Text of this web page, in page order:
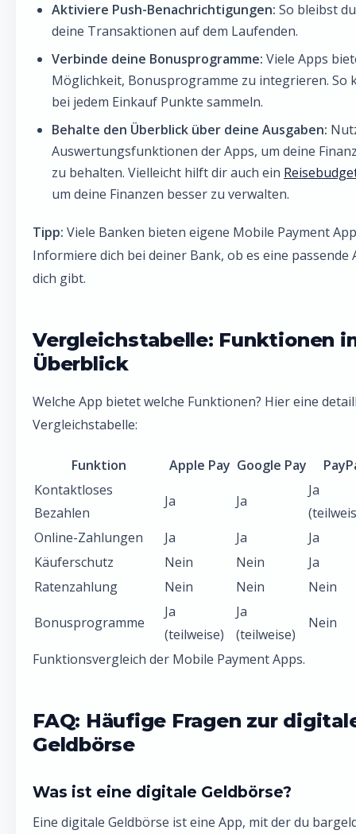
Aktiviere Push-Benachrichtigungen: So bleibst
deine Transaktionen auf dem Laufenden.
Verbinde deine Bonusprogramme: Viele Apps
Möglichkeit, Bonusprogramme zu integrieren. So
bei jedem Einkauf Punkte sammeln.
Behalte den Überblick über deine Ausgaben:
Auswertungsfunktionen der Apps, um deine
zu behalten. Vielleicht hilft dir auch ein
um deine Finanzen besser zu verwalten.
Tipp: Viele Banken bieten eigene Mobile Payment
Informiere dich bei deiner Bank, ob es eine passende
dich gibt.
Vergleichstabelle: Funktionen
Überblick
Welche App bietet welche Funktionen? Hier eine
Vergleichstabelle:
Funktion Apple Pay Google Pay
Kontaktloses
Bezahlen
Ja Ja
Ja
Online-Zahlungen
Ja Ja
Ja
Käuferschutz
Nein Nein
Ja
Ratenzahlung
Nein Nein Nein
Bonusprogramme
Ja
(teilweise)
Ja
(teilweise)
Nein
Funktionsvergleich der Mobile Payment Apps.
FAQ: Häufige Fragen zur
Geldbörse
Was ist eine digitale Geldbörse?
Eine digitale Geldbörse ist eine App, mit der du